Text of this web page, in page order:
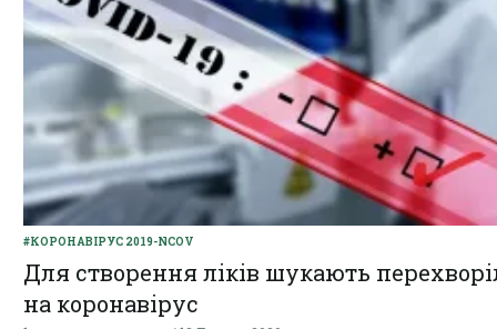
#КОРОНАВІРУС 2019-NCOV
Для створення ліків шукають
на коронавірус